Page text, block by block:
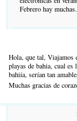
Febrero hay
Hola, que tal, Viajamos
playas de bahia, cual es
bahiía, serían tan
Muchas gracias de